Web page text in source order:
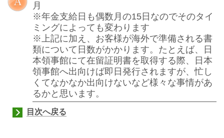
月
※年金支給日も偶数月の15 日なのでそのタイ
ミングによっても変わります
※上記に加え、お客様が海外で準備される書
類について日数がかかります。たとえば、日
本領事館にて在留証明書を取得する際、日本
領事館へ出向けば即日発行されますが、忙し
くてなかなか出向けないなど様々な事情があ
るかと思います。
目次へ戻る